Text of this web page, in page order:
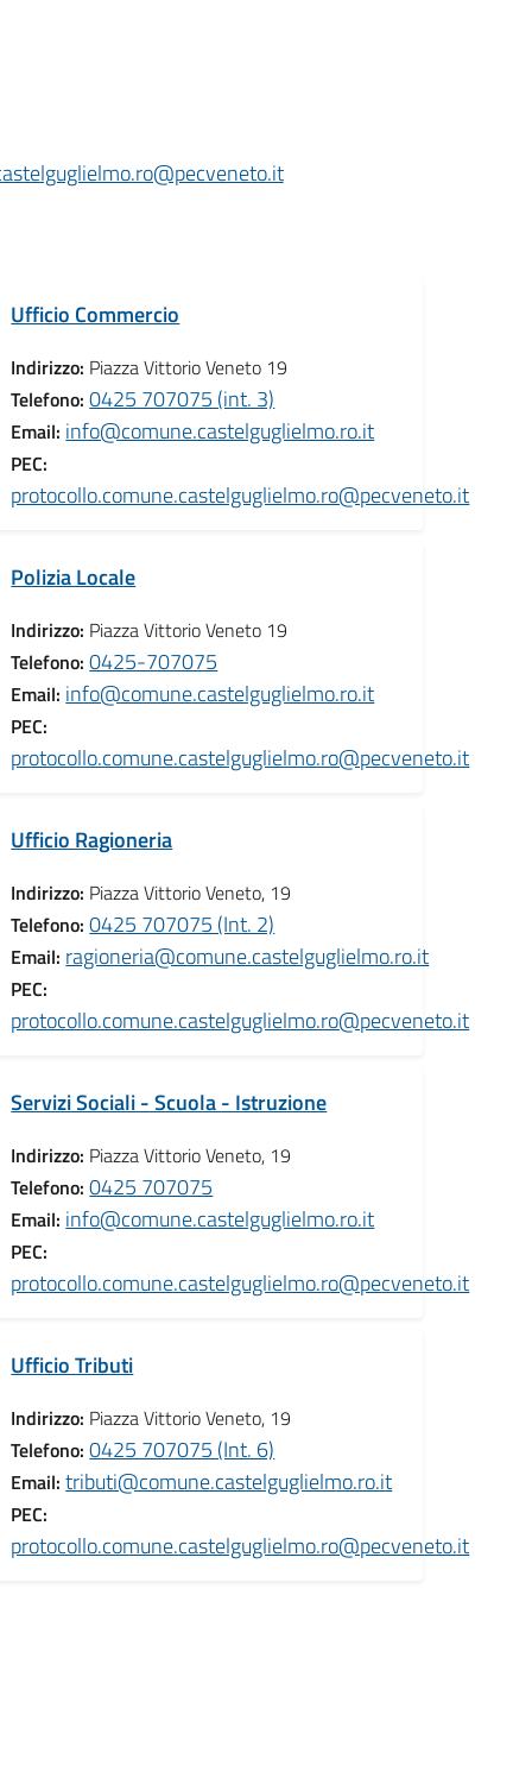
Ufficio Commercio
Indirizzo: Piazza Vittorio Veneto 19
Telefono:0425 707075 (int. 3)
Email: info@comune.castelguglielmo.ro.it
PEC:
protocollo.comune.castelguglielmo.ro@pecveneto.it
Polizia Locale
Indirizzo: Piazza Vittorio Veneto 19
Telefono:0425-707075
Email: info@comune.castelguglielmo.ro.it
PEC:
protocollo.comune.castelguglielmo.ro@pecveneto.it
Ufficio Ragioneria
Indirizzo: Piazza Vittorio Veneto, 19
Telefono:0425 707075 (Int. 2)
Email: ragioneria@comune.castelguglielmo.ro.it
PEC:
protocollo.comune.castelguglielmo.ro@pecveneto.it
Servizi Sociali - Scuola - Istruzione
Indirizzo: Piazza Vittorio Veneto, 19
Telefono:0425 707075
Email: info@comune.castelguglielmo.ro.it
PEC:
protocollo.comune.castelguglielmo.ro@pecveneto.it
Ufficio Tributi
Indirizzo: Piazza Vittorio Veneto, 19
Telefono:0425 707075 (Int. 6)
Email:tributi@comune.castelguglielmo.ro.it
PEC:
protocollo.comune.castelguglielmo.ro@pecveneto.it